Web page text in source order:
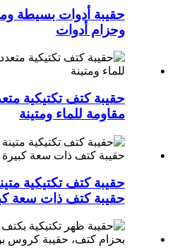
حقيبة أدوات بسيطة
وحزام أدوات
حقيبة كتف تكتيكية
مقاومة للماء ومتينة
حقيبة كتف تكتيكية
حقيبة كتف ذات سعة